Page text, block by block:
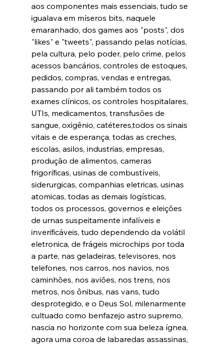
aos componentes mais essenciais, tudo se
igualava em míseros bits, naquele
emaranhado, dos games aos "posts", dos
"likes" e "tweets", passando pelas notícias,
pela cultura, pelo poder, pelo crime, pelos
acessos bancários, controles de estoques,
pedidos, compras, vendas e entregas,
passando por ali também todos os
exames clínicos, os controles hospitalares,
UTIs, medicamentos, transfusões de
sangue, oxigênio, catéteres,todos os sinais
vitais e de esperança, todas as creches,
escolas, asilos, industrias, empresas,
produção de alimentos, cameras
frigoríficas, usinas de combustíveis,
siderurgicas, companhias eletricas, usinas
atomicas, todas as demais logísticas,
todos os processos, governos e eleições
de urnas suspeitamente infalíveis e
inverificáveis, tudo dependendo da volátil
eletronica, de frágeis microchips por toda
a parte, nas geladeiras, televisores, nos
telefones, nos carros, nos navios, nos
caminhões, nos aviões, nos trens, nos
metros, nos ônibus, nas vans, tudo
desprotegido, e o Deus Sol, milenarmente
cultuado como benfazejo astro supremo,
nascia no horizonte com sua beleza ígnea,
agora uma coroa de labaredas assassinas,